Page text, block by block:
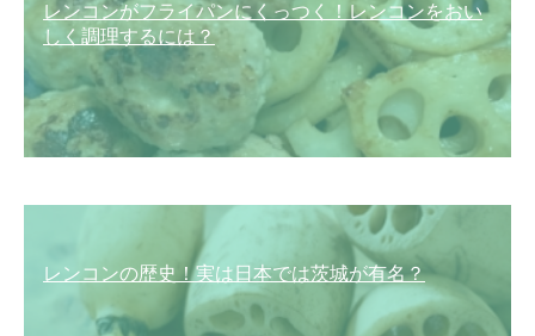
レンコンがフライパンにくっつく！レンコンをおい
しく調理するには？
レンコンの歴史！実は日本では茨城が有名？